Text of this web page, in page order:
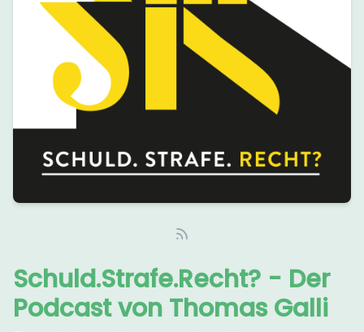
Schuld.Strafe.Recht? - Der
Podcast von Thomas Galli